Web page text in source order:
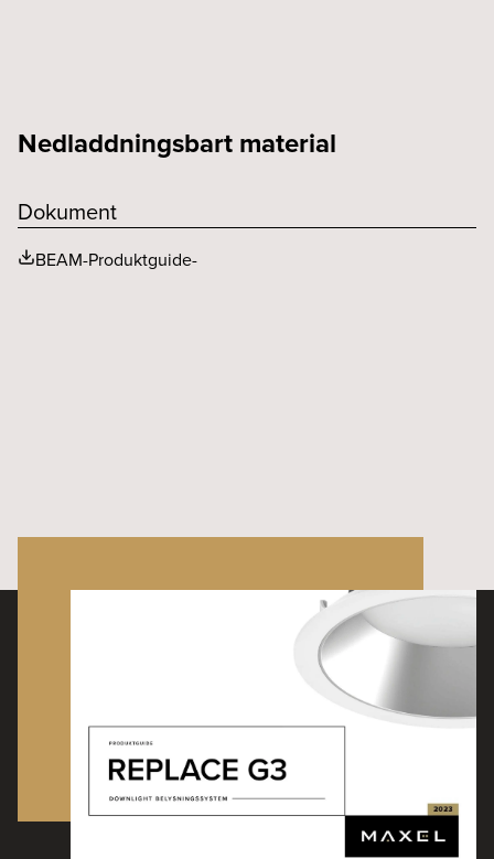
Nedladdningsbart material
Dokument
BEAM-Produktguide-